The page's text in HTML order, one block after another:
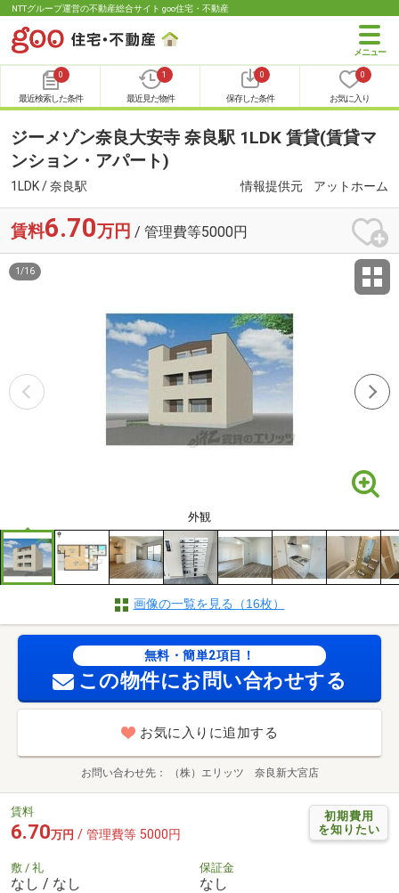
NTTグループ運営の不動産総合サイト goo住宅・不動産
0
最近検索した条件
1
最近見た物件
0
保存した条件
0
お気に入り
ジーメゾン奈良大安寺 奈良駅 1LDK 賃貸(賃貸マ
ンション・アパート)
1LDK / 奈良駅 情報提供元 アットホーム
賃料6.70万円 / 管理費等5000円
外観
1 /16
画像の一覧を見る（16枚）
無料・簡単2項目！
この物件にお問い合わせする
お気に入りに追加する
お問い合わせ先 （株）エリッツ 奈良新大宮店
初期費用
を知りたい
賃料
6.70万円 / 管理費等 5000円
敷 / 礼
なし / なし
保証金
なし